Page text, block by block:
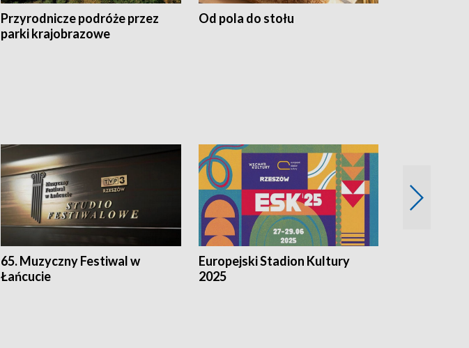
Przyrodnicze podróże przez
parki krajobrazowe
Od pola do stołu
65. Muzyczny Festiwal w
Łańcucie
Europejski Stadion Kultury
2025